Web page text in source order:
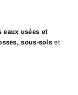
eaux usées et
sous-solset